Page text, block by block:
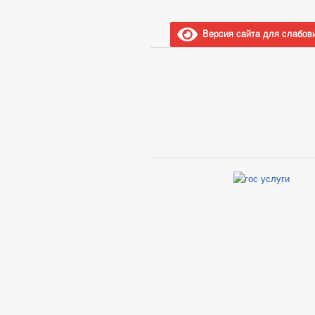
Версия сайта для